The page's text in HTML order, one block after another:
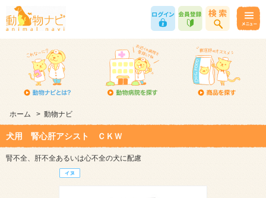
ホーム > 動物ナビ
犬用 腎心肝アシスト ＣＫＷ
腎不全、肝不全あるいは心不全の犬に配慮